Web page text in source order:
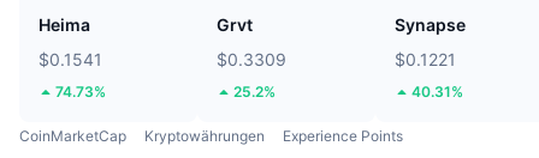
Heima
$0.1541
74.73%
Grvt
$0.3309
25.2%
Synapse
$0.1221
40.31%
CoinMarketCap Kryptowährungen Experience Points